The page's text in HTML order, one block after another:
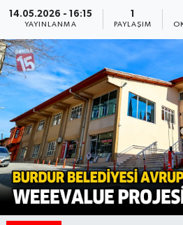
14.05.2026 - 16:15
YAYINLANMA
1
PAYLAŞIM